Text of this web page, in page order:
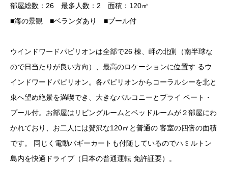
部屋総数：26 最多人数：2 面積：120㎡
■海の景観 ■ベランダあり ■プール付
ウインドワードパビリオンは全部で26 棟、岬の北側（南半球な
ので日当たりが良い方向）、最高のロケーションに位置す るウ
インドワードパビリオン。各パビリオンからコーラルシーを北と
東へ望め絶景を満喫でき、大きなバルコニーとプライ ベート・
プール付。お部屋はリビングルームとベッドルームが２部屋にわ
かれており、お二人には贅沢な120㎡と普通の 客室の四倍の面積
です。 同じく電動バギーカートも付随しているのでハミルトン
島内を快適ドライブ（日本の普通運転 免許証要）。